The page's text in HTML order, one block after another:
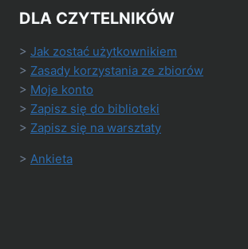
DLA CZYTELNIKÓW
> Jak zostać użytkownikiem
> Zasady korzystania ze zbiorów
> Moje konto
> Zapisz się do biblioteki
> Zapisz się na warsztaty
> Ankieta